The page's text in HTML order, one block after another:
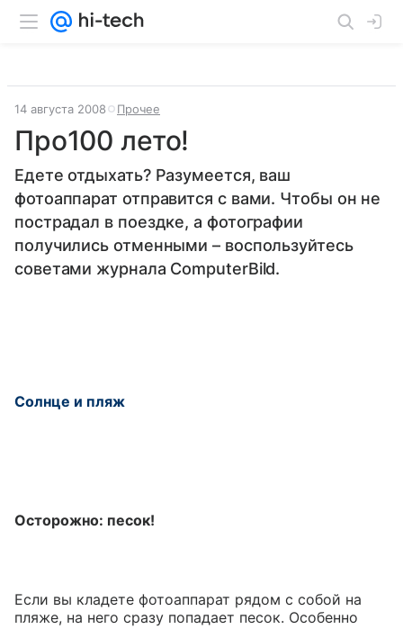
14 августа 2008 Прочее
Про100 лето!
Едете отдыхать? Разумеется, ваш
фотоаппарат отправится с вами. Чтобы он не
пострадал в поездке, а фотографии
получились отменными – воспользуйтесь
советами журнала ComputerBild.
Солнце и пляж
Осторожно: песок!
Если вы кладете фотоаппарат рядом с собой на
пляже, на него сразу попадает песок. Особенно